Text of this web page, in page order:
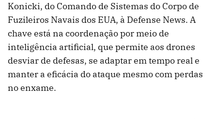
Konicki, do Comando de Sistemas do Corpo de
Fuzileiros Navais dos EUA, à Defense News. A
chave está na coordenação por meio de
inteligência artificial, que permite aos drones
desviar de defesas, se adaptar em tempo real e
manter a eficácia do ataque mesmo com perdas
no enxame.